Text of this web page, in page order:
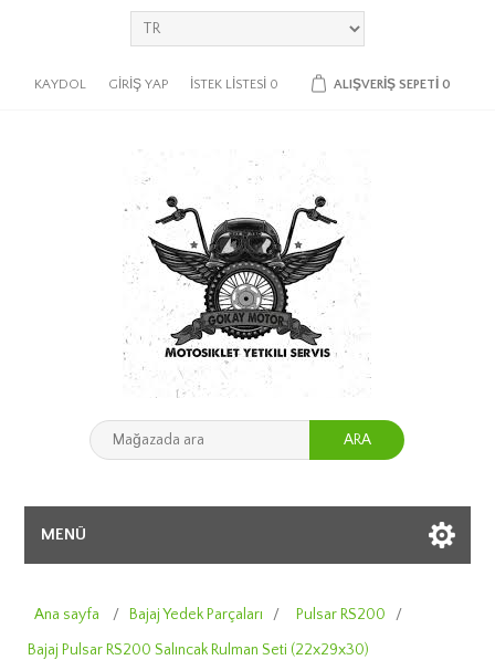
KAYDOL GIRIŞ YAP İSTEK LISTESI 0 ALIŞVERIŞ SEPETI 0
ARA
MENÜ
Ana sayfa / Bajaj Yedek Parçaları / Pulsar RS200
/
Bajaj Pulsar RS200 Salıncak Rulman Seti (22x29x30)